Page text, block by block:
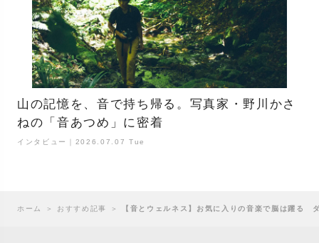
山の記憶を、音で持ち帰る。写真家・野川かさ
ねの「音あつめ」に密着
インタビュー｜2026.07.07 Tue
ホーム ＞ おすすめ記事 ＞ 【音とウェルネス】お気に入りの音楽で脳は躍る